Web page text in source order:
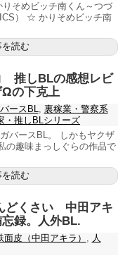
そめビッチ南くん～つづ
） ☆ かりそめビッチ南
読む
推しBLの感想レビ
Ωの下克上
ースBL, 裏稼業・警察系
・推しBLシリーズ
バースBL。 しかもヤクザ
の趣味まっしぐらの作品で
読む
どくさい 中田アキ
録。人外BL.
面皮（中田アキラ） , 人